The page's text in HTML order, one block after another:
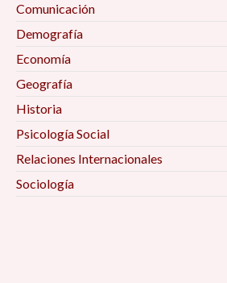
Comunicación
Demografía
Economía
Geografía
Historia
Psicología Social
Relaciones Internacionales
Sociología